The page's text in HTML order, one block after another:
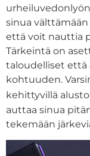
sinua
että voit nauttia
Tärkeintä on
taloudelliset että
kohtuuden.
kehittyvillä
auttaa sinua
tekemään